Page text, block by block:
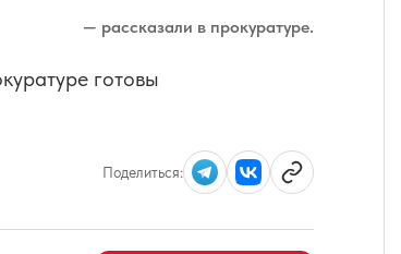
— рассказали в прокуратуре.
готовы
Поделиться: